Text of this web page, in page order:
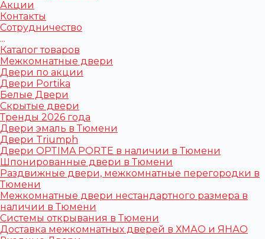
Акции
Контакты
Сотрудничество
...
Каталог товаров
Межкомнатные двери
Двери по акции
Двери Portika
Белые Двери
Скрытые двери
Тренды 2026 года
Двери эмаль в Тюмени
Двери Triumph
Двери OPTIMA PORTE в наличии в Тюмени
Шпонированные двери в Тюмени
Раздвижные двери, межкомнатные перегородки в
Тюмени
Межкомнатные двери нестандартного размера в
наличии в Тюмени
Системы открывания в Тюмени
Доставка межкомнатных дверей в ХМАО и ЯНАО